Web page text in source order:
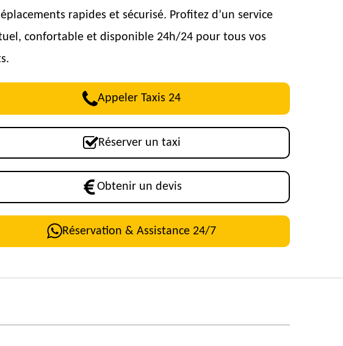
rapides et sécurisé. Profitez d’un service
confortable et disponible 24h/24 pour tous vos
Appeler Taxis 24
Réserver un taxi
Obtenir un devis
Réservation & Assistance 24/7